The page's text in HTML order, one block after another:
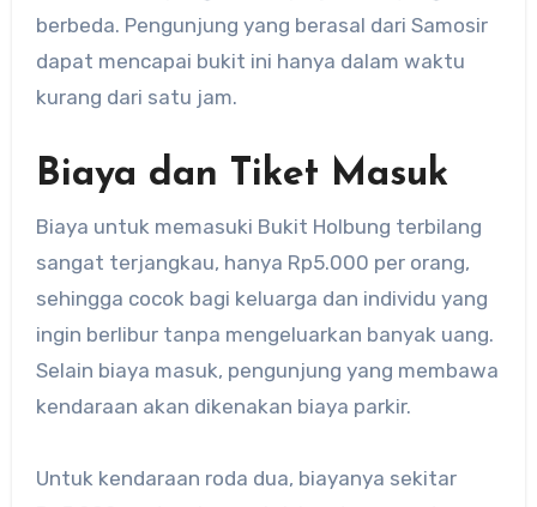
berbeda. Pengunjung yang berasal dari Samosir
dapat mencapai bukit ini hanya dalam waktu
kurang dari satu jam.
Biaya dan Tiket Masuk
Biaya untuk memasuki Bukit Holbung terbilang
sangat terjangkau, hanya Rp5.000 per orang,
sehingga cocok bagi keluarga dan individu yang
ingin berlibur tanpa mengeluarkan banyak uang.
Selain biaya masuk, pengunjung yang membawa
kendaraan akan dikenakan biaya parkir.
Untuk kendaraan roda dua, biayanya sekitar